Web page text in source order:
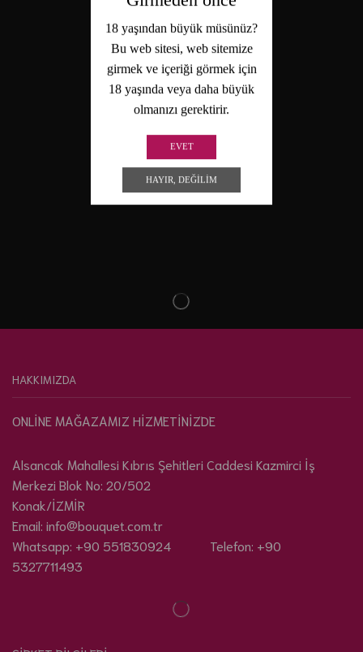
18 yaşından büyük müsünüz?
Bu web sitesi, web sitemize
girmek ve içeriği görmek için
18 yaşında veya daha büyük
olmanızı gerektirir.
EVET
HAYIR, DEĞILIM
HAKKIMIZDA
ONLİNE MAĞAZAMIZ HİZMETİNİZDE
Alsancak Mahallesi Kıbrıs Şehitleri Caddesi Kazmirci İş
Merkezi Blok No: 20/502
Konak/İZMİR
Email: info@bouquet.com.tr
Whatsapp: +90 551830924 Telefon: +90
5327711493